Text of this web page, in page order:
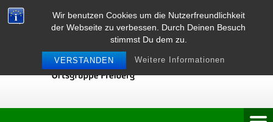
Wir benutzen Cookies um die Nutzerfreundlichkeit
der Webseite zu verbessen. Durch Deinen Besuch
stimmst Du dem zu.
VERSTANDEN Weitere Informationen
Skip
to